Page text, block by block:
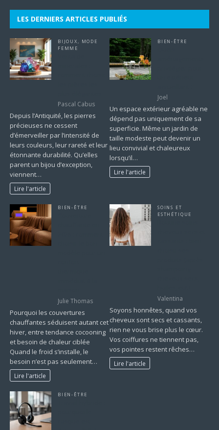
LES DERNIERS ARTICLES PUBLIÉS
BIJOUX, MODE
FEMME
Pascal Cabus
Depuis l’Antiquité, les pierres
précieuses ne cessent
d’émerveiller par l’intensité de
leurs couleurs, leur rareté et leur
étonnante durabilité. Qu’elles
parent un bijou d’exception,
viennent…
Lire l'article
BIEN-ÊTRE
Joel
Un espace extérieur agréable ne
dépend pas uniquement de sa
superficie. Même un jardin de
taille modeste peut devenir un
lieu convivial et chaleureux
lorsqu’il…
Lire l'article
BIEN-ÊTRE
Julie Thomas
Pourquoi les couvertures
chauffantes séduisent autant cet
hiver, entre tendance cocooning
et besoin de chaleur ciblée
Quand le froid s’installe, le
besoin n’est pas seulement…
Lire l'article
SOINS ET
ESTHÉTIQUE
Valentina
Soyons honnêtes, quand vos
cheveux sont secs et cassants,
rien ne vous brise plus le cœur.
Vos coiffures ne tiennent pas,
vos pointes restent rêches…
Lire l'article
BIEN-ÊTRE